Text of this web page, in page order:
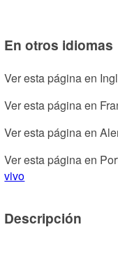
En otros idiomas
Ver esta página en
Ver esta página en
Ver esta página en
Ver esta página en
vivo
Descripción